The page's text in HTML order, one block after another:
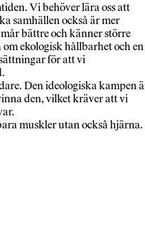
Vi behöver lära oss att
samhällen också är mer
bättre och känner större
ekologisk hållbarhet och en
för att vi
Den ideologiska kampen
den, vilket kräver att vi
muskler utan också hjärna.